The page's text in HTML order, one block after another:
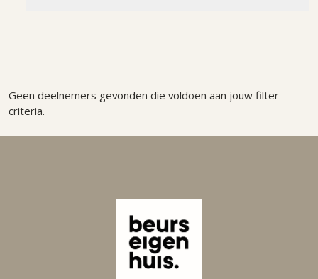
Geen deelnemers gevonden die voldoen aan jouw filter
criteria.